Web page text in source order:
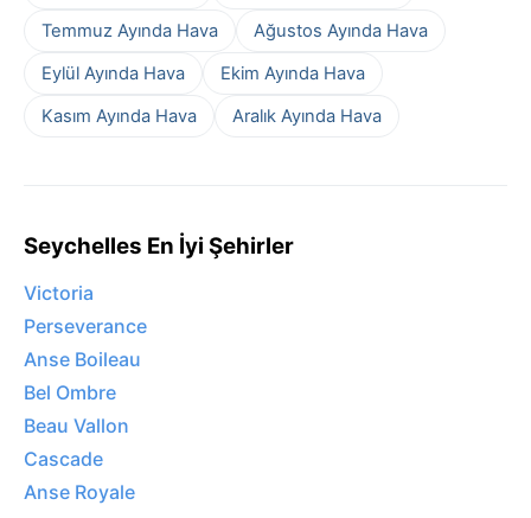
Temmuz Ayında Hava
Ağustos Ayında Hava
Eylül Ayında Hava
Ekim Ayında Hava
Kasım Ayında Hava
Aralık Ayında Hava
Seychelles En İyi Şehirler
Victoria
Perseverance
Anse Boileau
Bel Ombre
Beau Vallon
Cascade
Anse Royale